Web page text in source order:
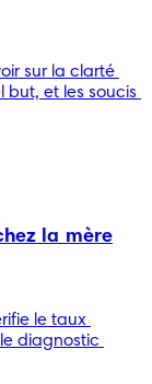
sur la clarté
et les soucis
la mère
le taux
diagnostic